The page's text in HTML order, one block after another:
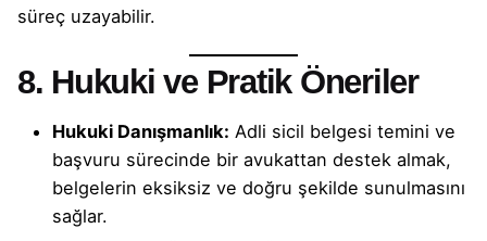
süreç uzayabilir.
8. Hukuki ve Pratik Öneriler
Hukuki Danışmanlık: Adli sicil belgesi temini ve
başvuru sürecinde bir avukattan destek almak,
belgelerin eksiksiz ve doğru şekilde sunulmasını
sağlar.